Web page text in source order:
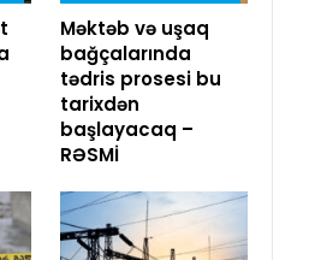
Məktəb və uşaq
bağçalarında
tədris prosesi bu
tarixdən
başlayacaq –
RƏSMİ